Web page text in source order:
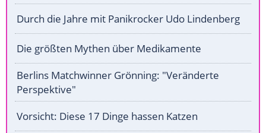
Durch die Jahre mit Panikrocker Udo Lindenberg
Die größten Mythen über Medikamente
Berlins Matchwinner Grönning: "Veränderte
Perspektive"
Vorsicht: Diese 17 Dinge hassen Katzen